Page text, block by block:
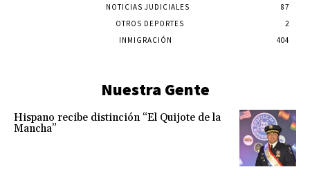
NOTICIAS JUDICIALES
87
OTROS DEPORTES
2
INMIGRACIÓN
404
Nuestra Gente
Hispano recibe distinción “El Quijote de la
Mancha”